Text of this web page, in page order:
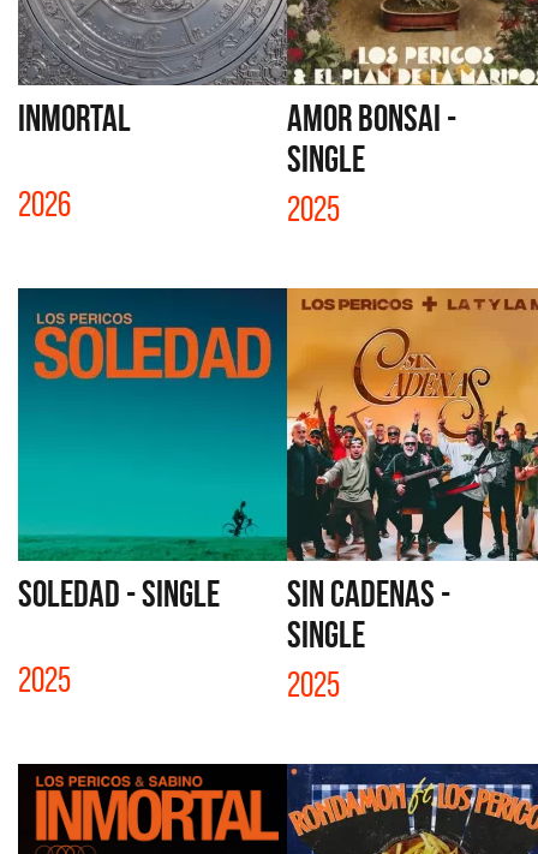
INMORTAL
2026
AMOR BONSAI -
SINGLE
2025
SOLEDAD - SINGLE
2025
SIN CADENAS -
SINGLE
2025